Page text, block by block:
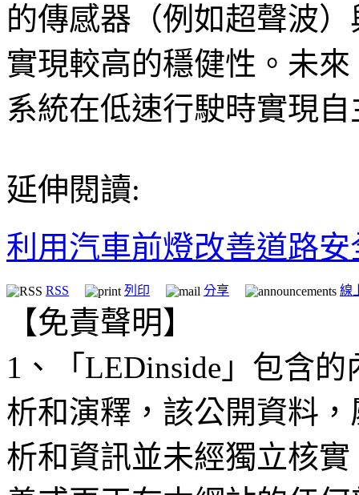
的傳感器（例如超聲波
實現較高的穩健性。未
系統在低速行駛時實現
延伸閱讀:
利用汽車前燈改善道路
RSS 列印 分享 線
【免責聲明】
1、「LEDinside」包含
析和演釋，該公開資料
析和資訊並未經獨立核